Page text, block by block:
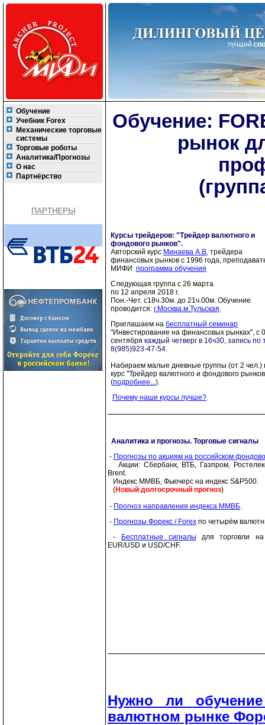
Обучение
Учебник Forex
Механические торговые
системы
Торговые роботы
Аналитика/Прогнозы
О нас
Партнёрство
ПАРТНЕРЫ
Обучение:
рынок
Курсы трейдеров: "Трейдер валютного и
фондового рынков".
Авторский курс Минаева А.В, трейдера
финансовых рынков с 1996 года,
МИФИ программа обучения
Следующая группа c 26 марта
по 12 апреля 2018 г.
Пон.-Чет. с18ч.30м. до 21ч.00м. Обучение
проводится: г.Москва.м.Тульская.
Приглашаем на бесплатный семинар
"Инвестирование на финансовых рынках", с
сентября каждый четверг в 16ч30, запись по
8(985)923-47-54.
Набираем малые дневные группы (от 2 чел.)
курс "Трейдер валютного и фондового рынков
(подробнее...).
Почему наши курсы лучше?
Аналитика и прогнозы. Торговые сигналы
- Прогнозы по акциям на российском
Акции: Сбербанк, ВТБ, Газпром,
Brent.
Индекс ММВБ, Фьючерс на индекс S&P500.
(Новый долгосрочный прогноз)
- Прогноз направления индекса ММВБ.
- Прогнозы Форекс / Forex по четырём
-
Бесплатные сигналы для торговли
EUR/USD и USD/CHF.
Нужно ли
валютном рынке